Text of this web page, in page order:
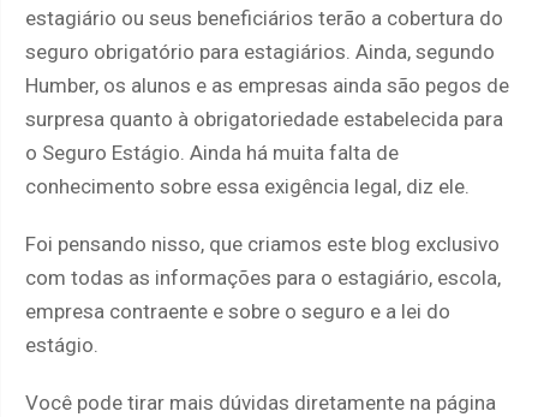
estagiário ou seus beneficiários terão a cobertura do
seguro obrigatório para estagiários. Ainda, segundo
Humber, os alunos e as empresas ainda são pegos de
surpresa quanto à obrigatoriedade estabelecida para
o Seguro Estágio. Ainda há muita falta de
conhecimento sobre essa exigência legal, diz ele.
Foi pensando nisso, que criamos este blog exclusivo
com todas as informações para o estagiário, escola,
empresa contraente e sobre o seguro e a lei do
estágio.
Você pode tirar mais dúvidas diretamente na página